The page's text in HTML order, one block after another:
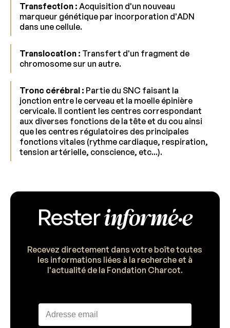
Transfection : Acquisition d'un nouveau
marqueur génétique par incorporation d'ADN
dans une cellule.
Translocation : Transfert d'un fragment de
chromosome sur un autre.
Tronc cérébral : Partie du SNC faisant la
jonction entre le cerveau et la moelle épinière
cervicale. Il contient les centres correspondant
aux diverses fonctions de la tête et du cou ainsi
que les centres régulatoires des principales
fonctions vitales (rythme cardiaque, respiration,
tension artérielle, conscience, etc...).
Resterinformé·e
Recevez directement dans votre boîte toutes
les informations liées à la recherche et à
l'actualité de la Fondation Charcot.